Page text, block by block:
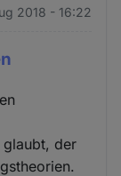
2018 - 16:22
glaubt, der